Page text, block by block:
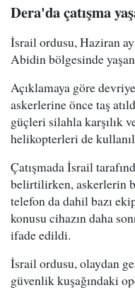
Dera'da çatışma
İsrail ordusu, Haziran
Abidin bölgesinde
Açıklamaya göre
askerlerine önce taş
güçleri silahla karşılık
helikopterleri de
Çatışmada İsrail
belirtilirken, askerlerin
telefon da dahil bazı
konusu cihazın daha
ifade edildi.
İsrail ordusu, olaydan
güvenlik kuşağındaki